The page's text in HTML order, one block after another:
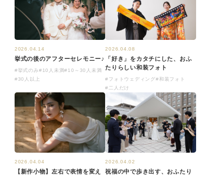
2026.04.14
挙式の後のアフターセレモニー♪
#挙式のみ#10人未満#10～30人未満
#30人以上
2026.04.08
「好き」をカタチにした、おふ
たりらしい和装フォト
#フォトウェディング#和装フォト
#二人だけ
2026.04.04
【新作小物】左右で表情を変え
2026.04.02
祝福の中で歩き出す、おふたり